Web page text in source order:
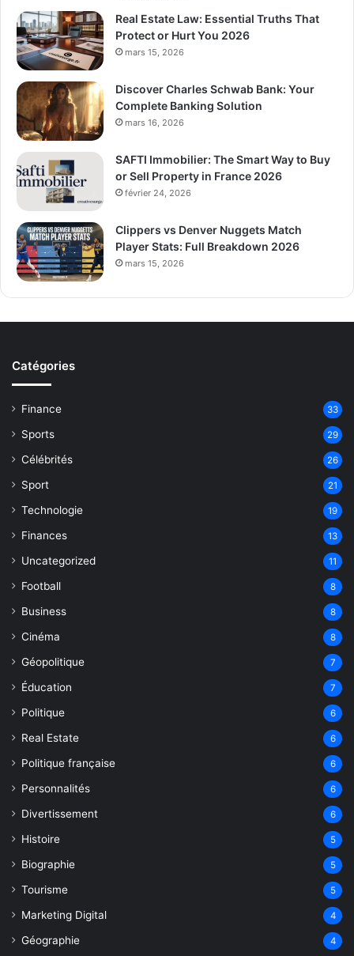
Real Estate Law: Essential Truths That
Protect or Hurt You 2026
mars 15, 2026
Discover Charles Schwab Bank: Your
Complete Banking Solution
mars 16, 2026
SAFTI Immobilier: The Smart Way to Buy
or Sell Property in France 2026
février 24, 2026
Clippers vs Denver Nuggets Match
Player Stats: Full Breakdown 2026
mars 15, 2026
Catégories
Finance 33
Sports 29
Célébrités 26
Sport 21
Technologie 19
Finances 13
Uncategorized 11
Football 8
Business 8
Cinéma 8
Géopolitique 7
Éducation 7
Politique 6
Real Estate 6
Politique française 6
Personnalités 6
Divertissement 6
Histoire 5
Biographie 5
Tourisme 5
Marketing Digital 4
Géographie 4